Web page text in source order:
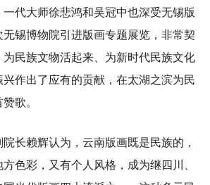
代大师徐悲鸿和吴冠中也深受无锡版
锡博物院引进版画专题展览，非常契
民族文物活起来、为新时代民族文化
作出了应有的贡献，在太湖之滨为民
歌。
赖辉认为，云南版画既是民族的，
色彩，又有个人风格，成为继四川、